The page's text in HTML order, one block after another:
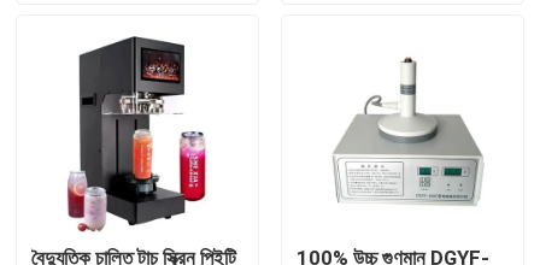
আমাদের সম্পর্কে
কারখানা পরিদর্শন
বৈদ্যুতিক চালিত টাচ স্ক্রিন পিইটি
100% উচ্চ গুণমান DGYF-